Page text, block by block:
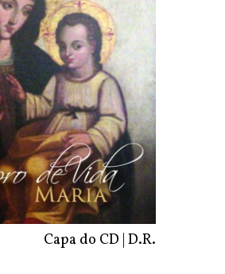
Capa do CD | D.R.